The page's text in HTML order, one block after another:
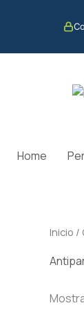
Home
Inicio /